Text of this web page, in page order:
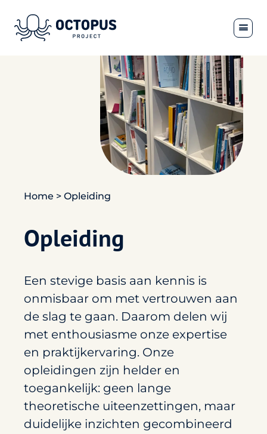
Home > Opleiding
Opleiding
Een stevige basis aan kennis is
onmisbaar om met vertrouwen aan
de slag te gaan. Daarom delen wij
met enthousiasme onze expertise
en praktijkervaring. Onze
opleidingen zijn helder en
toegankelijk: geen lange
theoretische uiteenzettingen, maar
duidelijke inzichten gecombineerd